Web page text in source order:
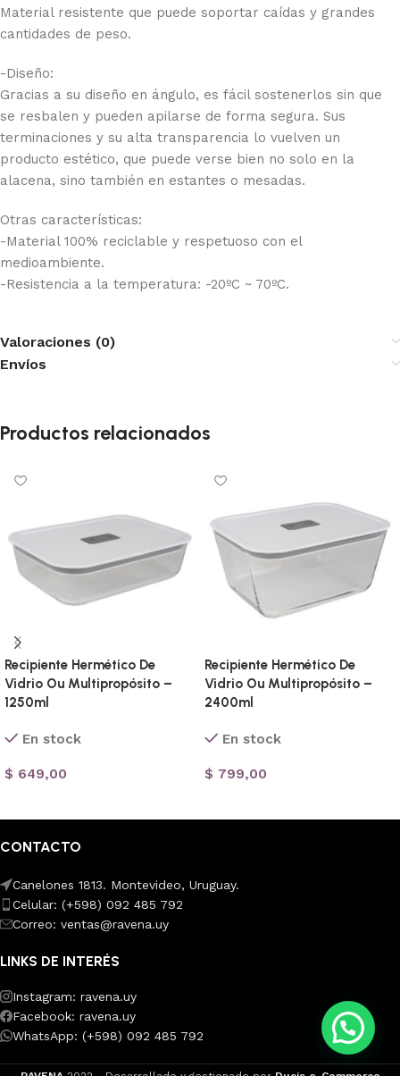
Material resistente que puede soportar caídas y grandes
cantidades de peso.
-Diseño:
Gracias a su diseño en ángulo, es fácil sostenerlos sin que
se resbalen y pueden apilarse de forma segura. Sus
terminaciones y su alta transparencia lo vuelven un
producto estético, que puede verse bien no solo en la
alacena, sino también en estantes o mesadas.
Otras características:
-Material 100% reciclable y respetuoso con el
medioambiente.
-Resistencia a la temperatura: -20ºC ~ 70ºC.
Valoraciones (0)
Envíos
Productos relacionados
Recipiente Hermético De
Vidrio Ou Multipropósito –
1250ml
En stock
$ 649,00
Recipiente Hermético De
Vidrio Ou Multipropósito –
2400ml
En stock
$ 799,00
CONTACTO
Canelones 1813. Montevideo, Uruguay.
Celular: (+598) 092 485 792
Correo: ventas@ravena.uy
LINKS DE INTERÉS
Instagram: ravena.uy
Facebook: ravena.uy
WhatsApp: (+598) 092 485 792